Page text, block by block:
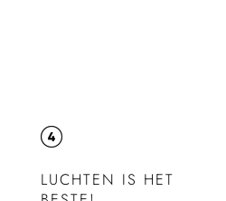
LUCHTEN IS HET